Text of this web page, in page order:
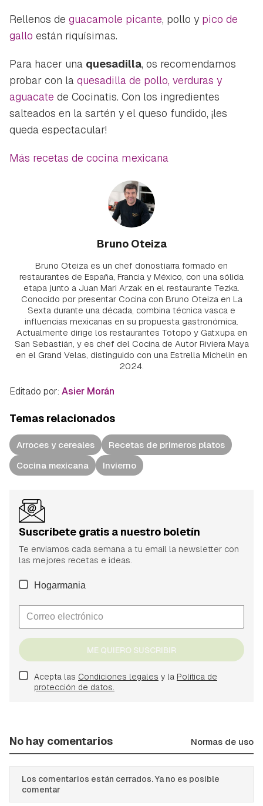
Rellenos de guacamole picante, pollo y pico de
gallo están riquísimas.
Para hacer una quesadilla, os recomendamos
probar con la quesadilla de pollo, verduras y
aguacate de Cocinatis. Con los ingredientes
salteados en la sartén y el queso fundido, ¡les
queda espectacular!
Más recetas de cocina mexicana
Bruno Oteiza
Bruno Oteiza es un chef donostiarra formado en
restaurantes de España, Francia y México, con una sólida
etapa junto a Juan Mari Arzak en el restaurante Tezka.
Conocido por presentar Cocina con Bruno Oteiza en La
Sexta durante una década, combina técnica vasca e
influencias mexicanas en su propuesta gastronómica.
Actualmente dirige los restaurantes Totopo y Gatxupa en
San Sebastián, y es chef del Cocina de Autor Riviera Maya
en el Grand Velas, distinguido con una Estrella Michelin en
2024.
Editado por: Asier Morán
Temas relacionados
Arroces y cereales
Recetas de primeros platos
Cocina mexicana
Invierno
Suscríbete gratis a nuestro boletín
Te enviamos cada semana a tu email la newsletter con
las mejores recetas e ideas.
Hogarmania
ME QUIERO SUSCRIBIR
Acepta las Condiciones legales y la Política de
protección de datos.
No hay comentarios Normas de uso
Los comentarios están cerrados. Ya no es posible
comentar